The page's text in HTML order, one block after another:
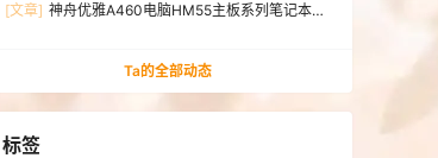
[文章] 神舟优雅A460电脑HM55主板系列笔记本无
Ta的全部动态
标签